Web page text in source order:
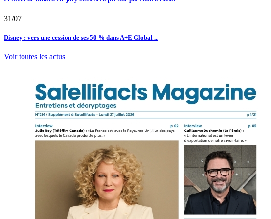
31/07
Disney : vers une cession de ses 50 % dans A+E Global ...
Voir toutes les actus